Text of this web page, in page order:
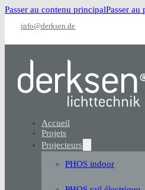
Passer au contenu principalPasser au
info@derksen.de
Accueil
Projets
Projecteurs
PHOS indoor